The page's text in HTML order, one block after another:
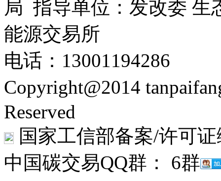
局 指导单位：发改委 生
能源交易所
电话：13001194286
Copyright@2014
Reserved
国家工信部备案/许可
中国碳交易QQ群： 6群